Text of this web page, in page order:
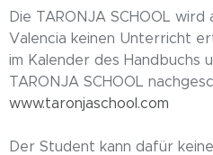
Die TARONJA SCHOOL
Valencia keinen Unterricht
im Kalender des Handbuchs
TARONJA SCHOOL
www.taronjaschool.com
Der Student kann dafür